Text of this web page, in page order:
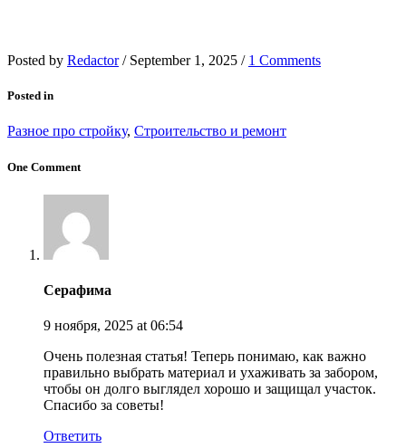
Posted by Redactor / September 1, 2025 / 1 Comments
Posted in
Разное про стройку, Строительство и ремонт
One Comment
Серафима
9 ноября, 2025 at 06:54
Очень полезная статья! Теперь понимаю, как важно
правильно выбрать материал и ухаживать за забором,
чтобы он долго выглядел хорошо и защищал участок.
Спасибо за советы!
Ответить